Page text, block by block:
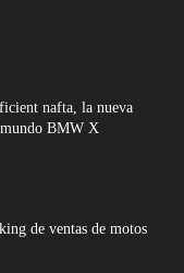
nafta, la nueva
BMW X
de ventas de motos